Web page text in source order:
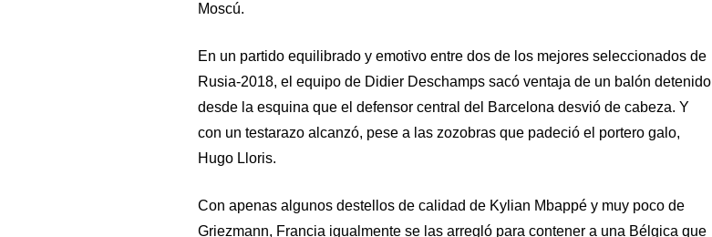
Moscú.
En un partido equilibrado y emotivo entre dos de los mejores seleccionados de
Rusia-2018, el equipo de Didier Deschamps sacó ventaja de un balón detenido
desde la esquina que el defensor central del Barcelona desvió de cabeza. Y
con un testarazo alcanzó, pese a las zozobras que padeció el portero galo,
Hugo Lloris.
Con apenas algunos destellos de calidad de Kylian Mbappé y muy poco de
Griezmann, Francia igualmente se las arregló para contener a una Bélgica que